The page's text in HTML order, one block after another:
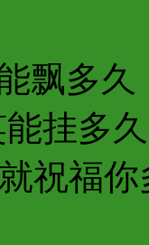
飘多
挂多
祝福